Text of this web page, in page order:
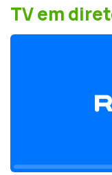
TV em